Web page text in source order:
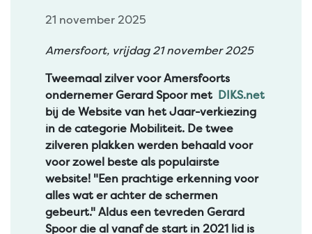
21 november 2025
Amersfoort, vrijdag 21 november 2025
Tweemaal zilver voor Amersfoorts
ondernemer Gerard Spoor met DIKS.net
bij de Website van het Jaar-verkiezing
in de categorie Mobiliteit. De twee
zilveren plakken werden behaald voor
voor zowel beste als populairste
website! "Een prachtige erkenning voor
alles wat er achter de schermen
gebeurt." Aldus een tevreden Gerard
Spoor die al vanaf de start in 2021 lid is